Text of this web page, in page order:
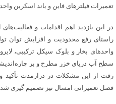
تعمیرات فیلترهای فاین و باند اسکرین
در این بازدید اهم اقدامات و
راستای رفع محدودیت و افزایش توان
واحدهای بخار و بلوک سیکل ترکیبی،
سطح آب دریای خزر مطرح و بر
رفت از این مشکلات در درازمدت
فصل تعمیراتی امسال نیز تصمیم گیری شد.